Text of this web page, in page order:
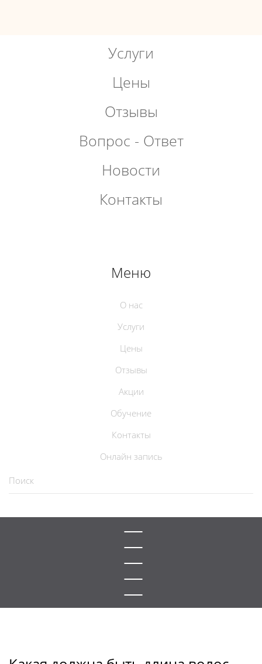
Услуги
Цены
Отзывы
Вопрос - Ответ
Новости
Контакты
Меню
О нас
Услуги
Цены
Отзывы
Акции
Обучение
Контакты
Онлайн запись